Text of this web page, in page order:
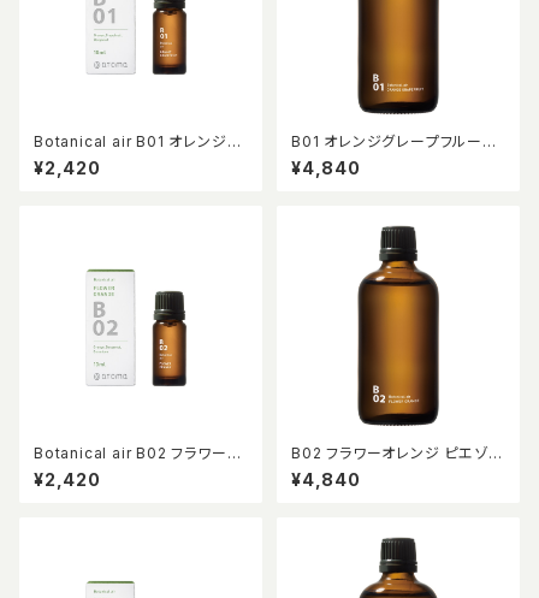
Botanical air B01 オレンジグ
レープフルーツ 10ml
¥2,420
B01 オレンジグレープフルーツ
ピエゾアロマオイル 100ml
¥4,840
Botanical air B02 フラワーオ
レンジ 10ml
¥2,420
B02 フラワーオレンジ ピエゾア
ロマオイル 100ml
¥4,840